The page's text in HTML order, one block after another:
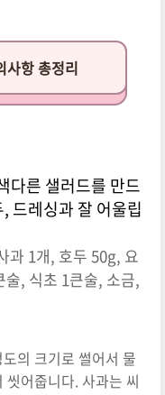
사항 총정리
다른 샐러드를 만드
드레싱과 잘 어울립
과 1개, 호두 50g, 요
, 식초 1큰술, 소금,
의 크기로 썰어서 물
어줍니다. 사과는 씨